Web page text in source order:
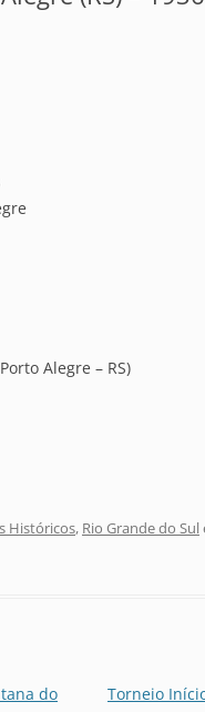
Alegre – RS)
Históricos, Rio Grande do Sul
do
Torneio